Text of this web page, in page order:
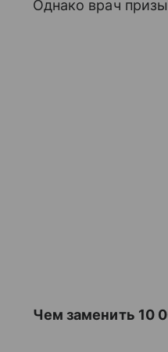
Однако врач
Чем заменить 10